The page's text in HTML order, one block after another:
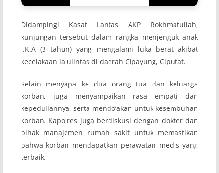
Didampingi Kasat Lantas AKP Rokhmatullah,
kunjungan tersebut dalam rangka menjenguk anak
I.K.A (3 tahun) yang mengalami luka berat akibat
kecelakaan lalulintas di daerah Cipayung, Ciputat.
Selain menyapa ke dua orang tua dan keluarga
korban, juga menyampaikan rasa empati dan
kepeduliannya, serta mendo’akan untuk kesembuhan
korban. Kapolres juga berdiskusi dengan dokter dan
pihak manajemen rumah sakit untuk memastikan
bahwa korban mendapatkan perawatan medis yang
terbaik.